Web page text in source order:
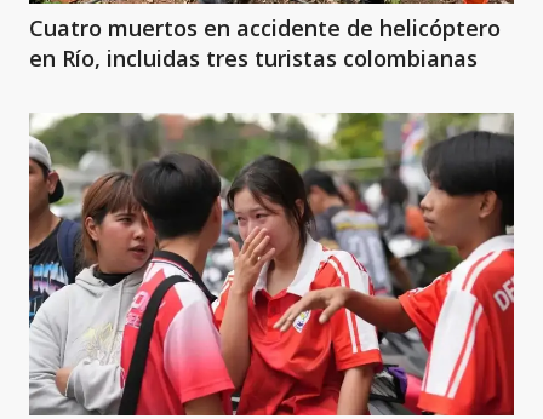
Cuatro muertos en accidente de helicóptero
en Río, incluidas tres turistas colombianas